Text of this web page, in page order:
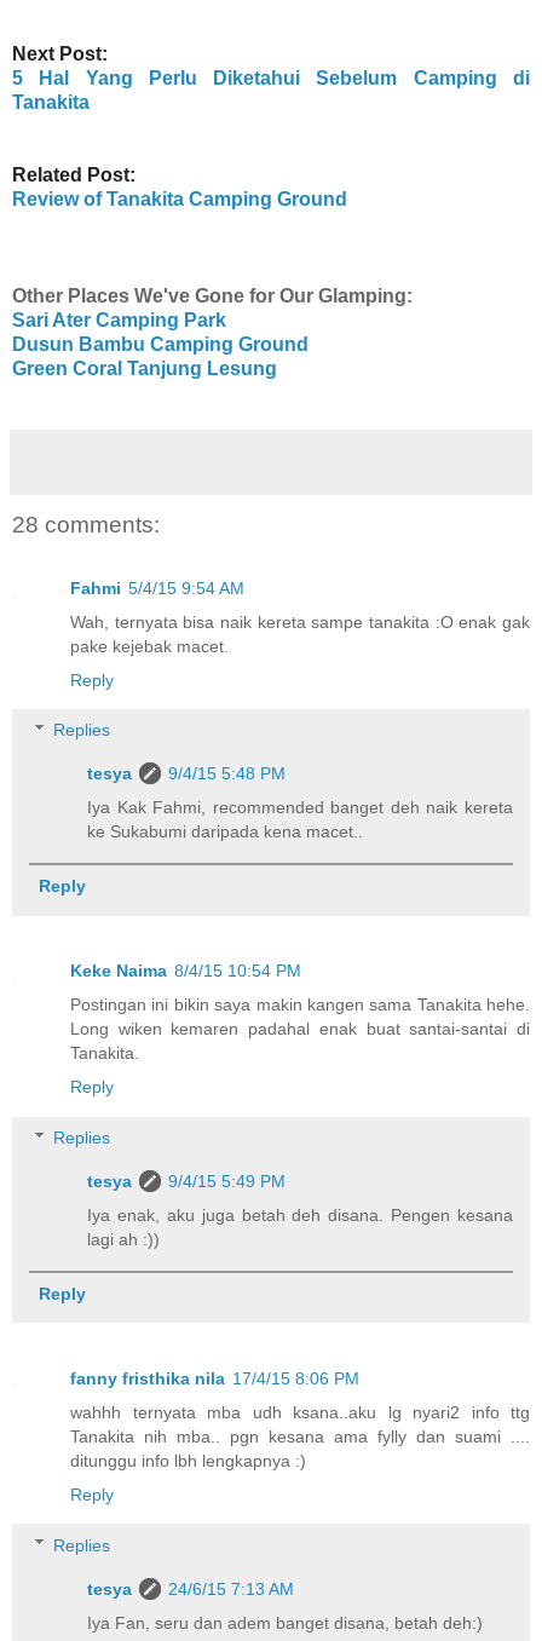
Next Post:
5 Hal Yang Perlu Diketahui Sebelum Camping di
Tanakita
Related Post:
Review of Tanakita Camping Ground
Other Places We've Gone for Our Glamping:
Sari Ater Camping Park
Dusun Bambu Camping Ground
Green Coral Tanjung Lesung
28 comments:
Fahmi 5/4/15 9:54 AM
Wah, ternyata bisa naik kereta sampe tanakita :O enak gak
pake kejebak macet.
Reply
Replies
tesya
9/4/15 5:48 PM
Iya Kak Fahmi, recommended banget deh naik kereta
ke Sukabumi daripada kena macet..
Reply
Keke Naima 8/4/15 10:54 PM
Postingan ini bikin saya makin kangen sama Tanakita hehe.
Long wiken kemaren padahal enak buat santai-santai di
Tanakita.
Reply
Replies
tesya
9/4/15 5:49 PM
Iya enak, aku juga betah deh disana. Pengen kesana
lagi ah :))
Reply
fanny fristhika nila 17/4/15 8:06 PM
wahhh ternyata mba udh ksana..aku lg nyari2 info ttg
Tanakita nih mba.. pgn kesana ama fylly dan suami ....
ditunggu info lbh lengkapnya :)
Reply
Replies
tesya
24/6/15 7:13 AM
Iya Fan, seru dan adem banget disana, betah deh:)